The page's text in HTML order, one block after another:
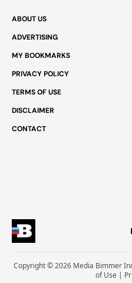
ABOUT US
ADVERTISING
MY BOOKMARKS
PRIVACY POLICY
TERMS OF USE
DISCLAIMER
CONTACT
Copyright © 2026 Media Bimmer
of Use |